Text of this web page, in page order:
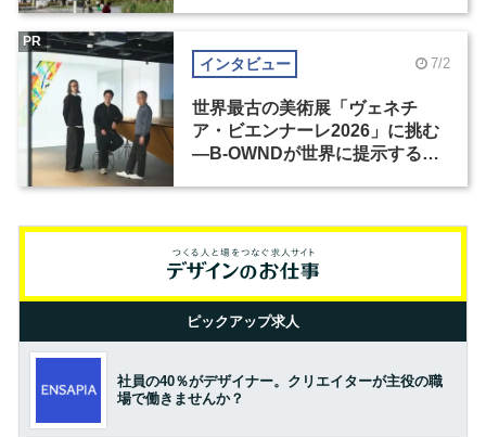
インタビュー 7/2
世界最古の美術展「ヴェネチ
ア・ビエンナーレ2026」に挑む
―B-OWNDが世界に提示する美
PR
ピックアップ求人
社員の40％がデザイナー。クリエイターが主役の職
場で働きませんか？